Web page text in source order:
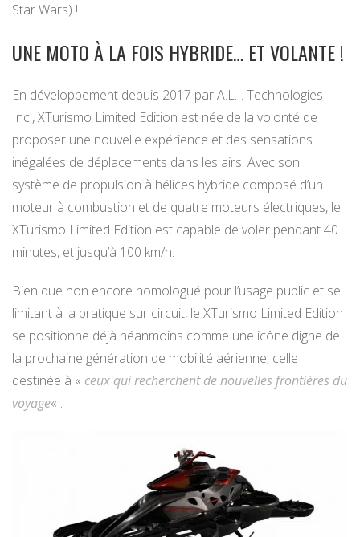
Star Wars) !
UNE MOTO À LA FOIS HYBRIDE… ET VOLANTE !
En développement depuis 2017 par A.L.I. Technologies
Inc., XTurismo Limited Edition est née de la volonté de
proposer une nouvelle expérience et des sensations
inégalées de déplacements dans les airs. Avec son
système de propulsion à hélices hybride composé d’un
moteur à combustion et de quatre moteurs électriques, le
XTurismo Limited Edition est capable de voler pendant 40
minutes, et jusqu’à 100 km/h.
Bien que non encore homologué pour l’usage public et se
limitant à la pratique sur circuit, le XTurismo Limited Edition
se positionne déjà néanmoins comme une icône digne de
la prochaine génération de mobilité aérienne; celle
destinée à « ceux qui recherchent de nouvelles frontières du
voyage« .